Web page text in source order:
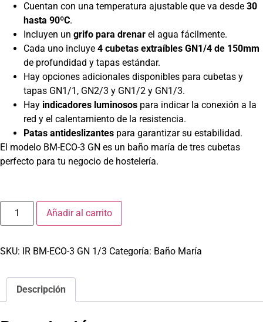
Cuentan con una temperatura ajustable que va desde 30
hasta 90ºC.
Incluyen un grifo para drenar el agua fácilmente.
Cada uno incluye 4 cubetas extraíbles GN1/4 de 150mm
de profundidad y tapas estándar.
Hay opciones adicionales disponibles para cubetas y
tapas GN1/1, GN2/3 y GN1/2 y GN1/3.
Hay indicadores luminosos para indicar la conexión a la
red y el calentamiento de la resistencia.
Patas antideslizantes para garantizar su estabilidad.
El modelo BM-ECO-3 GN es un baño maría de tres cubetas
perfecto para tu negocio de hostelería.
Añadir al carrito
SKU: IR BM-ECO-3 GN 1/3 Categoría: Baño María
Descripción